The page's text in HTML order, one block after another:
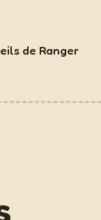
de Ranger